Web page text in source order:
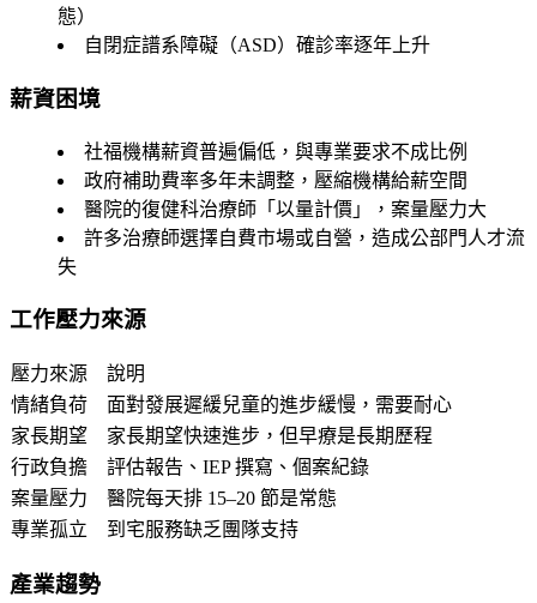
態）
自閉症譜系障礙（ASD）確診率逐年上升
薪資困境
社福機構薪資普遍偏低，與專業要求不成比例
政府補助費率多年未調整，壓縮機構給薪空間
醫院的復健科治療師「以量計價」，案量壓力大
許多治療師選擇自費市場或自營，造成公部門人才流
失
工作壓力來源
壓力來源
說明
情緒負荷
面對發展遲緩兒童的進步緩慢，需要耐心
家長期望
家長期望快速進步，但早療是長期歷程
行政負擔
評估報告、IEP 撰寫、個案紀錄
案量壓力
醫院每天排 15–20 節是常態
專業孤立
到宅服務缺乏團隊支持
產業趨勢